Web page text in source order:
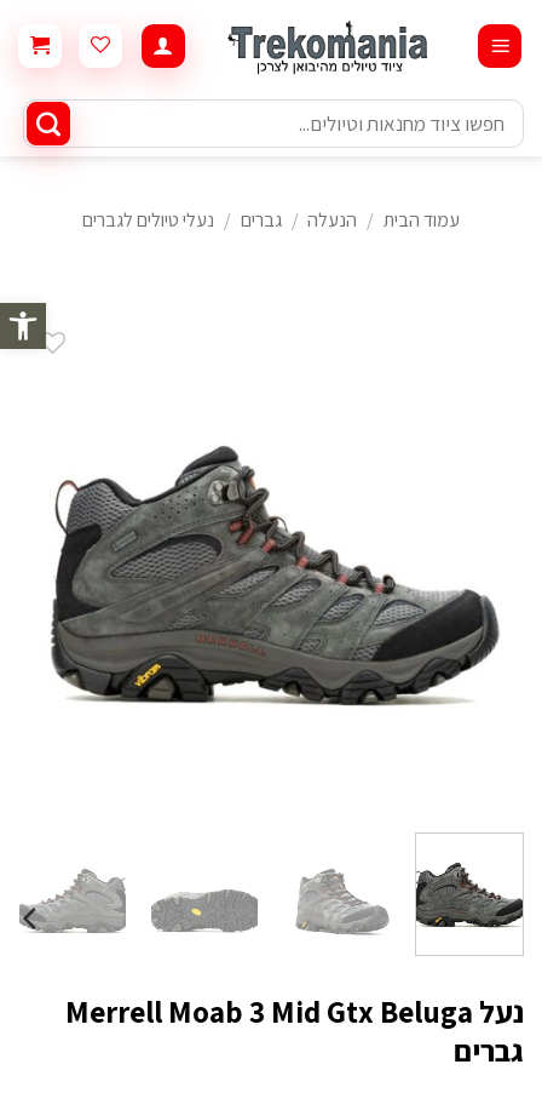
פתח
content
חיפוש
עבור:
עמוד הבית / הנעלה / גברים / נעלי טיולים לגברים
נעל Merrell Moab 3 Mid Gtx Beluga
גברים